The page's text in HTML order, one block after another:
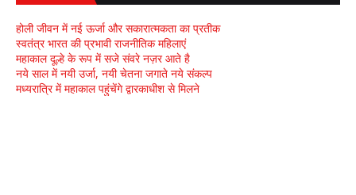
होली जीवन में नई ऊर्जा और सकारात्मकता का प्रतीक
स्वतंत्र भारत की प्रभावी राजनीतिक महिलाएं
महाकाल दूल्हे के रूप में सजे संवरे नज़र आते है
नये साल में नयी उर्जा, नयी चेतना जगाते नये संकल्प
मध्यरात्रि में महाकाल पहुंचेंगे द्वारकाधीश से मिलने